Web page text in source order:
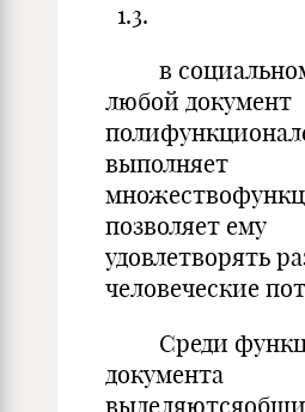
1.3.
в
любой документ
выполняет
позволяет ему
удовлетворять
человеческие
Среди
документа